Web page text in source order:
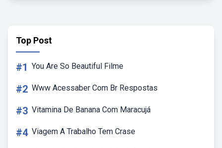
Top Post
#1 You Are So Beautiful Filme
#2 Www Acessaber Com Br Respostas
#3 Vitamina De Banana Com Maracujá
#4 Viagem A Trabalho Tem Crase